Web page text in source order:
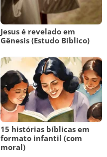
Jesus é revelado em
Gênesis (Estudo Bíblico)
15 histórias bíblicas em
formato infantil (com
moral)